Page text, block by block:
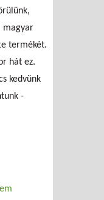
magyar
termékét.
hát ez.
kedvünk
-